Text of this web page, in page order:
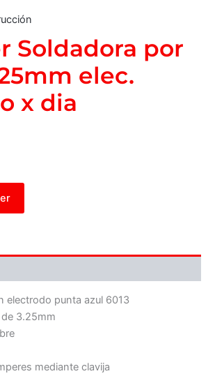
Soldadora por
elec.
x dia
electrodo punta azul 6013
3.25mm
mediante clavija